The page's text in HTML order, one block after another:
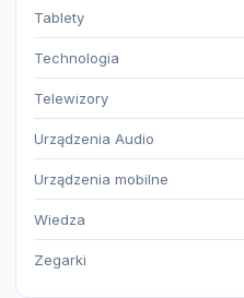
Tablety
Technologia
Telewizory
Urządzenia Audio
Urządzenia mobilne
Wiedza
Zegarki